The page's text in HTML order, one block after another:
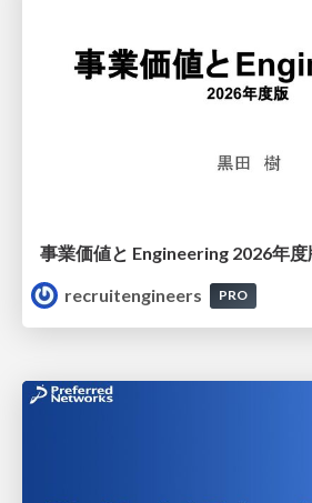
事業価値と Engineering 2026年度
recruitengineers
PRO